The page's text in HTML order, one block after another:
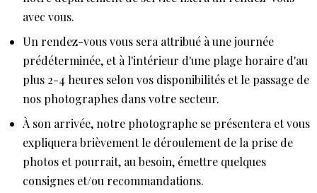
avec vous.
Un rendez-vous vous sera attribué à une journée
prédéterminée, et à l'intérieur d'une plage horaire d'au
plus 2-4 heures selon vos disponibilités et le passage de
nos photographes dans votre secteur.
À son arrivée, notre photographe se présentera et vous
expliquera brièvement le déroulement de la prise de
photos et pourrait, au besoin, émettre quelques
consignes et/ou recommandations.